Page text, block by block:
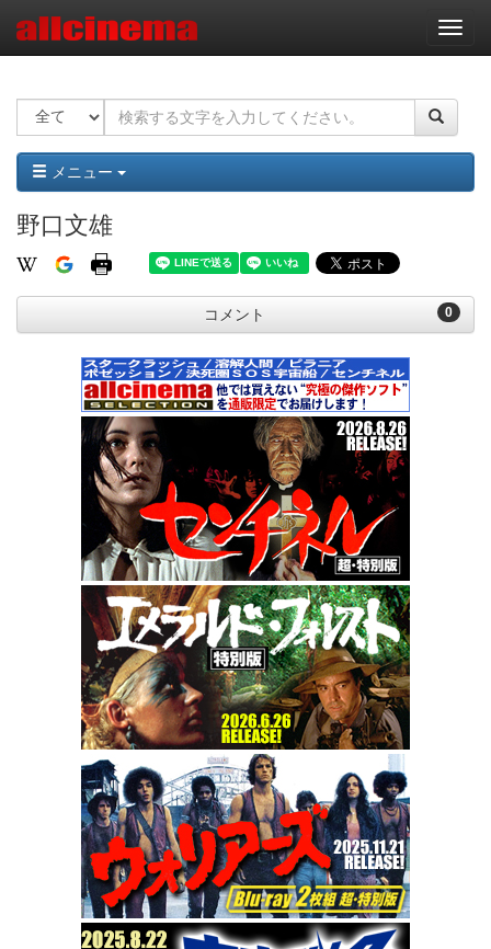
ナ
ビ
ー
ョ
ン
メニュー
野口文雄
0
コメント